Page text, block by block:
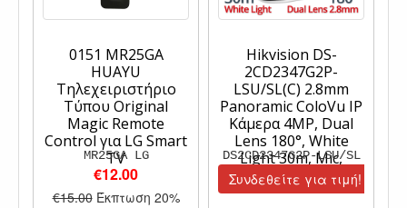
0151 MR25GA
HUAYU
Τηλεχειριστήριο
Τύπου Original
Magic Remote
Control για LG Smart
TV
MR25GA LG
€12.00
€15.00 Έκπτωση 20%
Hikvision DS-
2CD2347G2P-
LSU/SL(C) 2.8mm
Panoramic ColoVu IP
Κάμερα 4MP, Dual
Lens 180°, White
Light 30m, Mic,
Strobe, Audio Alarm
DS2CD2347G2P-LSU/SL
Συνδεθείτε για τιμή!